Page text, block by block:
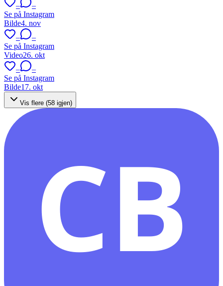
–
–
Se på Instagram
Bilde4. nov
–
–
Se på Instagram
Video26. okt
–
–
Se på Instagram
Bilde17. okt
Vis flere (58 igjen)
CB